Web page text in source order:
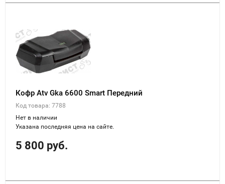
Кофр Atv Gka 6600 Smart Передний
Код товара: 7788
Нет в наличии
Указана последняя цена на сайте.
5 800 руб.